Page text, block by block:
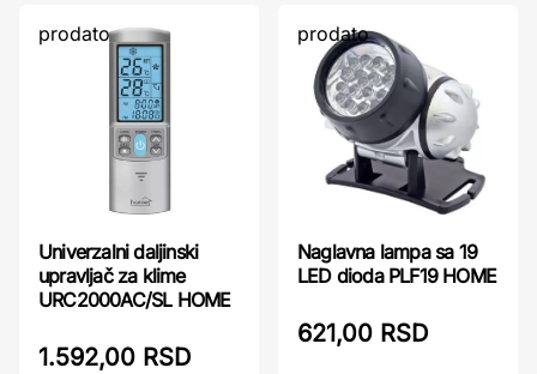
prodato
Univerzalni daljinski
upravljač za klime
URC2000AC/SL HOME
1.592,00 RSD
prodato
Naglavna lampa sa 19
LED dioda PLF19 HOME
621,00 RSD